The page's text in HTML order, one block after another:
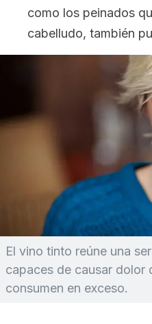
como los peinados
cabelludo, también
El vino tinto reúne una
capaces de causar dolor
consumen en exceso.